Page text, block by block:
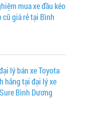
mua xe đầu kéo
cũ giá rẻ tại Bình
lý bán xe Toyota
hãng tại đại lý xe
Bình Dương